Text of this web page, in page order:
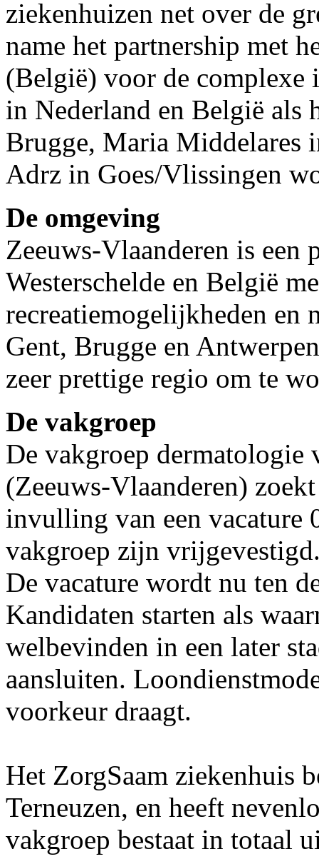
ziekenhuizen net over de
name het partnership met
(België) voor de complexe
in Nederland en België als
Brugge, Maria Middelares
Adrz in Goes/Vlissingen
De omgeving
Zeeuws-Vlaanderen is een
Westerschelde en België
recreatiemogelijkheden en
Gent, Brugge en
zeer prettige regio om te
De vakgroep
De vakgroep dermatologie
(Zeeuws-Vlaanderen)
invulling van een vacature
vakgroep zijn
De vacature wordt nu ten
Kandidaten starten als
welbevinden in een later
aansluiten.
voorkeur draagt.
Het ZorgSaam ziekenhuis
Terneuzen, en heeft
vakgroep bestaat in totaal